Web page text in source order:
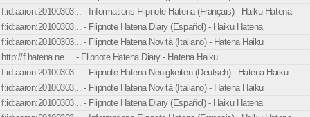
f:id:aaron:20100303... - Informations Flipnote Hatena (Français) - Haiku Hatena
f:id:aaron:20100303... - Flipnote Hatena Diary (Español) - Haiku Hatena
f:id:aaron:20100303... - Flipnote Hatena Novità (Italiano) - Hatena Haiku
http://f.hatena.ne.... - Flipnote Hatena Diary - Hatena Haiku
f:id:aaron:20100303... - Flipnote Hatena Neuigkeiten (Deutsch) - Hatena Haiku
f:id:aaron:20100303... - Flipnote Hatena Novità (Italiano) - Hatena Haiku
f:id:aaron:20100303... - Flipnote Hatena Diary (Español) - Haiku Hatena